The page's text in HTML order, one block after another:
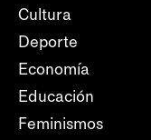
Cultura
Deporte
Economía
Educación
Feminismos